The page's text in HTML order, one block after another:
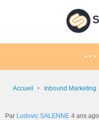
Accueil Inbound Marketing
Ludovic SALENNE 4 ans ago